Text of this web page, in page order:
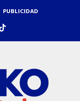
PUBLICIDAD